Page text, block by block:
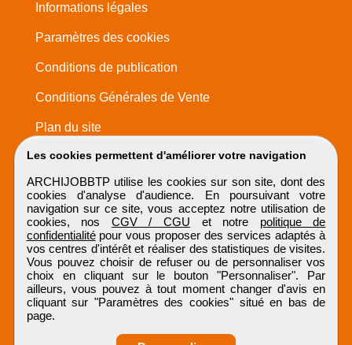
Les cookies permettent d'améliorer votre navigation
ARCHIJOBBTP utilise les cookies sur son site, dont des
cookies d'analyse d'audience. En poursuivant votre
navigation sur ce site, vous acceptez notre utilisation de
cookies, nos CGV / CGU et notre politique de
confidentialitépour vous proposer des services adaptés à
vos centres d'intérêt et réaliser des statistiques de visites.
Vous pouvez choisir de refuser ou de personnaliser vos
choix en cliquant sur le bouton "Personnaliser". Par
ailleurs, vous pouvez à tout moment changer d'avis en
cliquant sur "Paramètres des cookies" situé en bas de
page.
Informations légales
Paramètres des cookies
Conditions de publication
Conditions Générales de Vente
Plan du site